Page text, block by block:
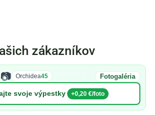
zákazníkov
📷 Orchidea45
svoje výpestky +0,20 €/foto
Fotogaléria